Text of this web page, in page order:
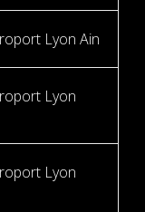
Lyon Ain
Lyon
Lyon